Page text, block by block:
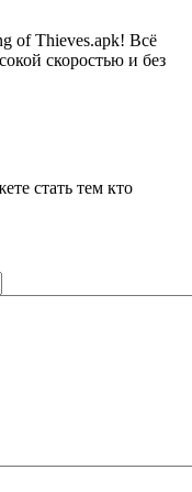
of Thieves.apk! Всё
скоростью и без
стать тем кто